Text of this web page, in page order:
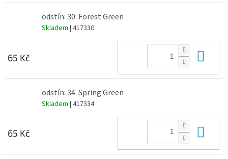
odstín: 30. Forest Green
Skladem | 417330
65 Kč
odstín: 34. Spring Green
Skladem | 417334
65 Kč